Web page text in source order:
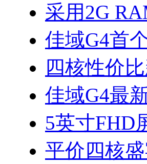
采用2G
佳域G4首
四核性价
佳域G4最
5英寸FHD
平价四核